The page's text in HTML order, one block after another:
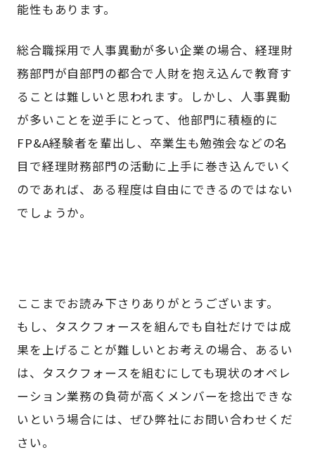
能性もあります。
総合職採用で人事異動が多い企業の場合、経理財
務部門が自部門の都合で人財を抱え込んで教育す
ることは難しいと思われます。しかし、人事異動
が多いことを逆手にとって、他部門に積極的に
FP&A経験者を輩出し、卒業生も勉強会などの名
目で経理財務部門の活動に上手に巻き込んでいく
のであれば、ある程度は自由にできるのではない
でしょうか。
ここまでお読み下さりありがとうございます。
もし、タスクフォースを組んでも自社だけでは成
果を上げることが難しいとお考えの場合、あるい
は、タスクフォースを組むにしても現状のオペレ
ーション業務の負荷が高くメンバーを捻出できな
いという場合には、ぜひ弊社にお問い合わせくだ
さい。